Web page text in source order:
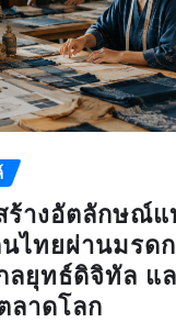
ร้างอัตลักษณ์
ไทยผ่านมรด
ยุทธ์ดิจิทัล แล
ลาดโลก